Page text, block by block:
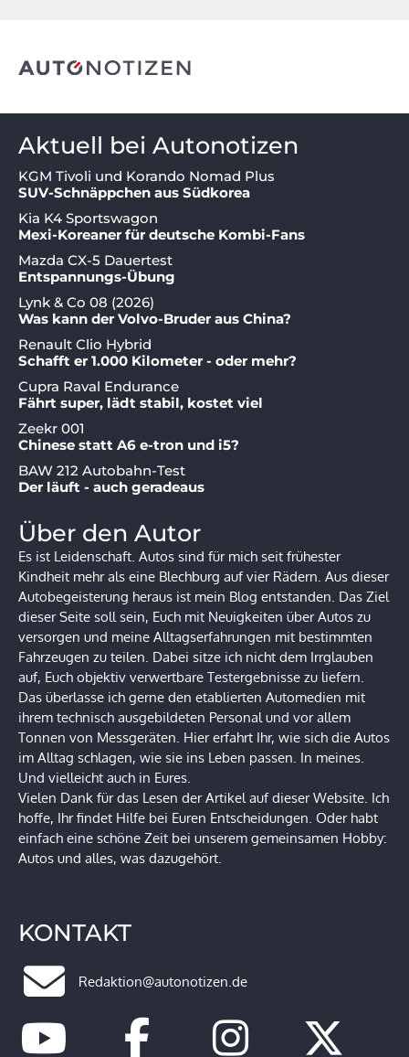
Aktuell bei Autonotizen
KGM Tivoli und Korando Nomad Plus
SUV-Schnäppchen aus Südkorea
Kia K4 Sportswagon
Mexi-Koreaner für deutsche Kombi-Fans
Mazda CX-5 Dauertest
Entspannungs-Übung
Lynk & Co 08 (2026)
Was kann der Volvo-Bruder aus China?
Renault Clio Hybrid
Schafft er 1.000 Kilometer - oder mehr?
Cupra Raval Endurance
Fährt super, lädt stabil, kostet viel
Zeekr 001
Chinese statt A6 e-tron und i5?
BAW 212 Autobahn-Test
Der läuft - auch geradeaus
Über den Autor
Es ist Leidenschaft. Autos sind für mich seit frühester
Kindheit mehr als eine Blechburg auf vier Rädern. Aus dieser
Autobegeisterung heraus ist mein Blog entstanden. Das Ziel
dieser Seite soll sein, Euch mit Neuigkeiten über Autos zu
versorgen und meine Alltagserfahrungen mit bestimmten
Fahrzeugen zu teilen. Dabei sitze ich nicht dem Irrglauben
auf, Euch objektiv verwertbare Testergebnisse zu liefern.
Das überlasse ich gerne den etablierten Automedien mit
ihrem technisch ausgebildeten Personal und vor allem
Tonnen von Messgeräten. Hier erfahrt Ihr, wie sich die Autos
im Alltag schlagen, wie sie ins Leben passen. In meines.
Und vielleicht auch in Eures.
Vielen Dank für das Lesen der Artikel auf dieser Website. Ich
hoffe, Ihr findet Hilfe bei Euren Entscheidungen. Oder habt
einfach eine schöne Zeit bei unserem gemeinsamen Hobby:
Autos und alles, was dazugehört.
KONTAKT
Redaktion@autonotizen.de